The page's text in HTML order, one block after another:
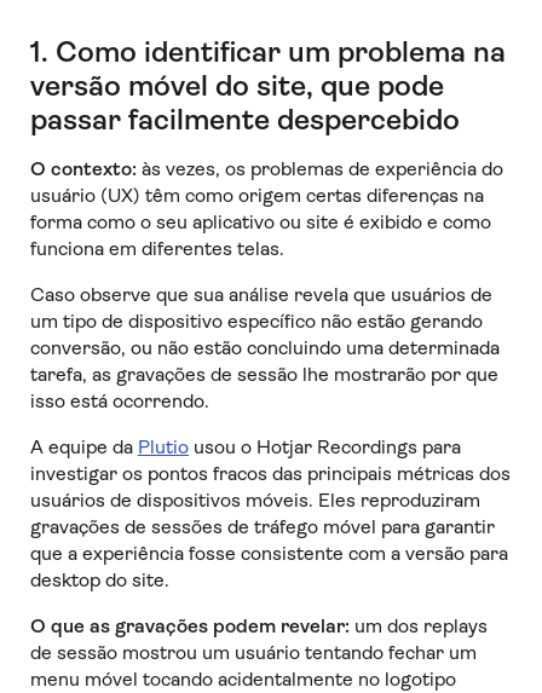
1. Como identificar um problema na
versão móvel do site, que pode
passar facilmente despercebido
O contexto: às vezes, os problemas de experiência do
usuário (UX) têm como origem certas diferenças na
forma como o seu aplicativo ou site é exibido e como
funciona em diferentes telas.
Caso observe que sua análise revela que usuários de
um tipo de dispositivo específico não estão gerando
conversão, ou não estão concluindo uma determinada
tarefa, as gravações de sessão lhe mostrarão por que
isso está ocorrendo.
A equipe da Plutiousou o Hotjar Recordings para
investigar os pontos fracos das principais métricas dos
usuários de dispositivos móveis. Eles reproduziram
gravações de sessões de tráfego móvel para garantir
que a experiência fosse consistente com a versão para
desktop do site.
O que as gravações podem revelar: um dos replays
de sessão mostrou um usuário tentando fechar um
menu móvel tocando acidentalmente no logotipo